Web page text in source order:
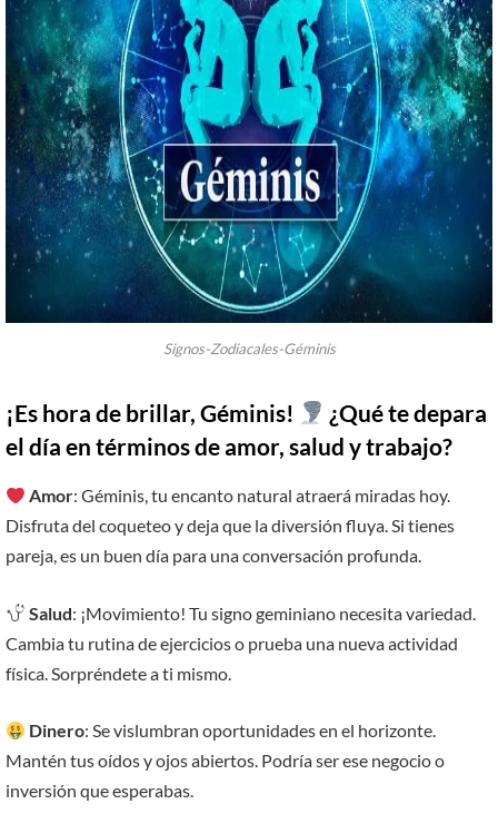
Signos-Zodiacales-Géminis
¡Es hora de brillar, Géminis!
¿Qué te depara
el día en términos de amor, salud y trabajo?
Amor: Géminis, tu encanto natural atraerá miradas hoy.
Disfruta del coqueteo y deja que la diversión fluya. Si tienes
pareja, es un buen día para una conversación profunda.
Salud: ¡Movimiento! Tu signo geminiano necesita variedad.
Cambia tu rutina de ejercicios o prueba una nueva actividad
física. Sorpréndete a ti mismo.
Dinero: Se vislumbran oportunidades en el horizonte.
Mantén tus oídos y ojos abiertos. Podría ser ese negocio o
inversión que esperabas.